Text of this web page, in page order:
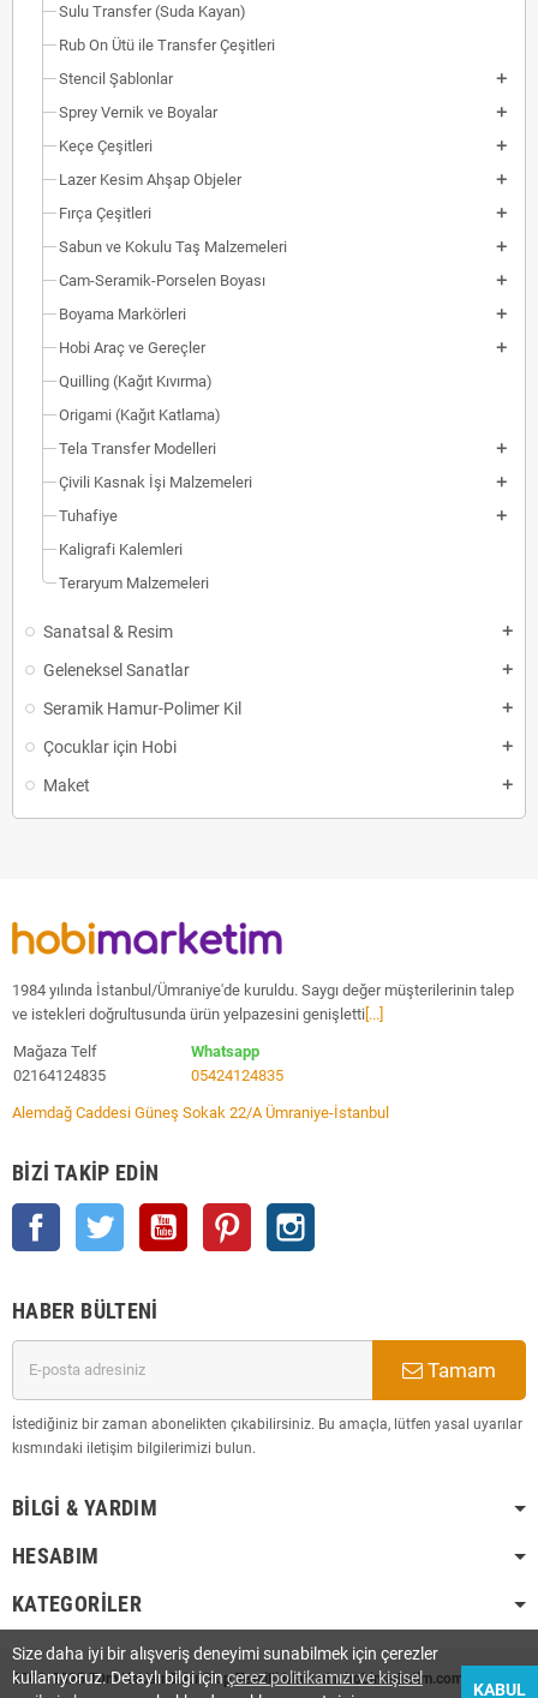
Sulu Transfer (Suda Kayan)
Rub On Ütü ile Transfer Çeşitleri
Stencil Şablonlar
Sprey Vernik ve Boyalar
Keçe Çeşitleri
Lazer Kesim Ahşap Objeler
Fırça Çeşitleri
Sabun ve Kokulu Taş Malzemeleri
Cam-Seramik-Porselen Boyası
Boyama Markörleri
Hobi Araç ve Gereçler
Quilling (Kağıt Kıvırma)
Origami (Kağıt Katlama)
Tela Transfer Modelleri
Çivili Kasnak İşi Malzemeleri
Tuhafiye
Kaligrafi Kalemleri
Teraryum Malzemeleri
Sanatsal & Resim
Geleneksel Sanatlar
Seramik Hamur-Polimer Kil
Çocuklar için Hobi
Maket
1984 yılında İstanbul/Ümraniye'de kuruldu. Saygı değer müşterilerinin talep
ve istekleri doğrultusunda ürün yelpazesini genişletti [...]
Mağaza Telf
02164124835
Whatsapp
05424124835
Alemdağ Caddesi Güneş Sokak 22/A Ümraniye-İstanbul
BIZI TAKIP EDIN
Facebook Twitter YouTube Pinterest
HABER BÜLTENI
Tamam
İstediğiniz bir zaman abonelikten çıkabilirsiniz. Bu amaçla, lütfen yasal uyarılar
kısmındaki iletişim bilgilerimizi bulun.
BILGI & YARDIM
HESABIM
KATEGORILER
2008-2025 Tüm Hakları Saklı Olup Tescilli Markadır. hobimarketim.com
Size daha iyi bir alışveriş deneyimi sunabilmek için çerezler
kullanıyoruz. Detaylı bilgi içinçerez politikamızı ve kişisel
KABUL